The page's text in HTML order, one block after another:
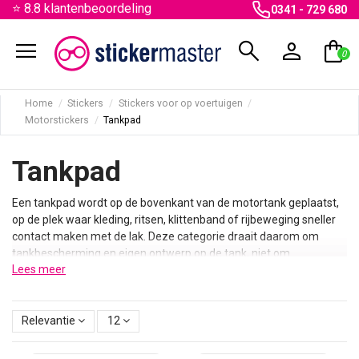
⭐ 8.8 klantenbeoordeling 0341 - 729 680
menu search person shopping_bag
0
Home Stickers
Stickers voor op voertuigen
Motorstickers
Tankpad
Tankpad
Een tankpad wordt op de bovenkant van de motortank geplaatst,
op de plek waar kleding, ritsen, klittenband of rijbeweging sneller
contact maken met de lak. Deze categorie draait daarom om
tankbescherming en eigen ontwerp op de tank, niet om
velgstriping, racenummers of kentekenstickers.
stickers voor verschillende motormerken, zoals BMW, Ducati,
Harley Davidson, Honda, Kawasaki, KTM, MV Agusta, Suzuki,
Triumph en Yamaha. Zoek je stickers voor velgen, kenteken of
Lees meer
Relevantie 12